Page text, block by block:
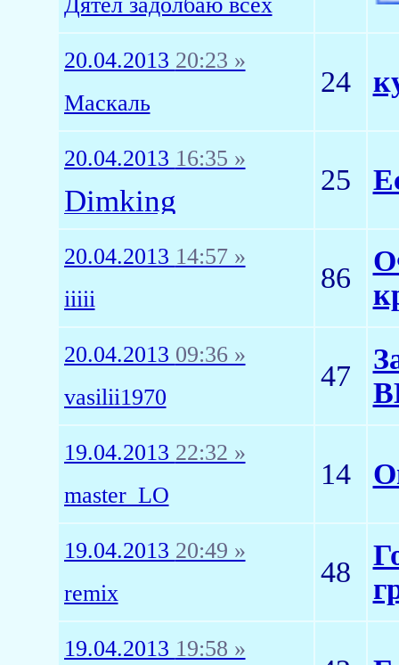
20.04.2013 20:23 »
Маскаль
24
20.04.2013 16:35 »
Dimking
25
20.04.2013 14:57 »
iiiii
86
20.04.2013 09:36 »
vasilii1970
47
19.04.2013 22:32 »
master_LO
14
19.04.2013 20:49 »
remix
48
19.04.2013 19:58 »